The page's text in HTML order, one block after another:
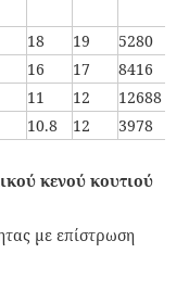
18 19
5280
16 17
8416
11 12
12688
10.8 12 3978
κενού κουτιού
με επίστρωση